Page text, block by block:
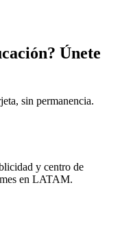
Únete
sin permanencia.
y centro de
en LATAM.